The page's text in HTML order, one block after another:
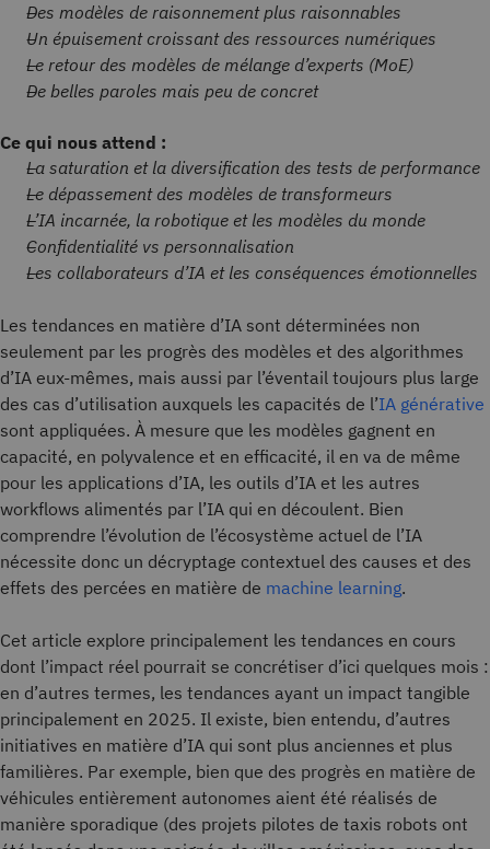
Des modèles de raisonnement plus raisonnables
Un épuisement croissant des ressources numériques
Le retour des modèles de mélange d’experts (MoE)
De belles paroles mais peu de concret
Ce qui nous attend :
La saturation et la diversification des tests de performance
Le dépassement des modèles de transformeurs
L’IA incarnée, la robotique et les modèles du monde
Confidentialité vs personnalisation
Les collaborateurs d’IA et les conséquences émotionnelles
Les tendances en matière d’IA sont déterminées non
seulement par les progrès des modèles et des algorithmes
d’IA eux-mêmes, mais aussi par l’éventail toujours plus large
des cas d’utilisation auxquels les capacités de l’IA générative
sont appliquées. À mesure que les modèles gagnent en
capacité, en polyvalence et en efficacité, il en va de même
pour les applications d’IA, les outils d’IA et les autres
workflows alimentés par l’IA qui en découlent. Bien
comprendre l’évolution de l’écosystème actuel de l’IA
nécessite donc un décryptage contextuel des causes et des
effets des percées en matière de machine learning.
Cet article explore principalement les tendances en cours
dont l’impact réel pourrait se concrétiser d’ici quelques mois :
en d’autres termes, les tendances ayant un impact tangible
principalement en 2025. Il existe, bien entendu, d’autres
initiatives en matière d’IA qui sont plus anciennes et plus
familières. Par exemple, bien que des progrès en matière de
véhicules entièrement autonomes aient été réalisés de
manière sporadique (des projets pilotes de taxis robots ont